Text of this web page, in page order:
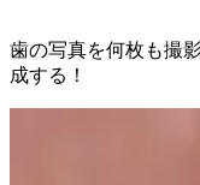
歯の写真を何枚も撮
成する！